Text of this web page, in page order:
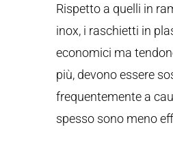
Rispetto a quelli in
inox, i raschietti in
economici ma
più, devono essere
frequentemente a
spesso sono meno